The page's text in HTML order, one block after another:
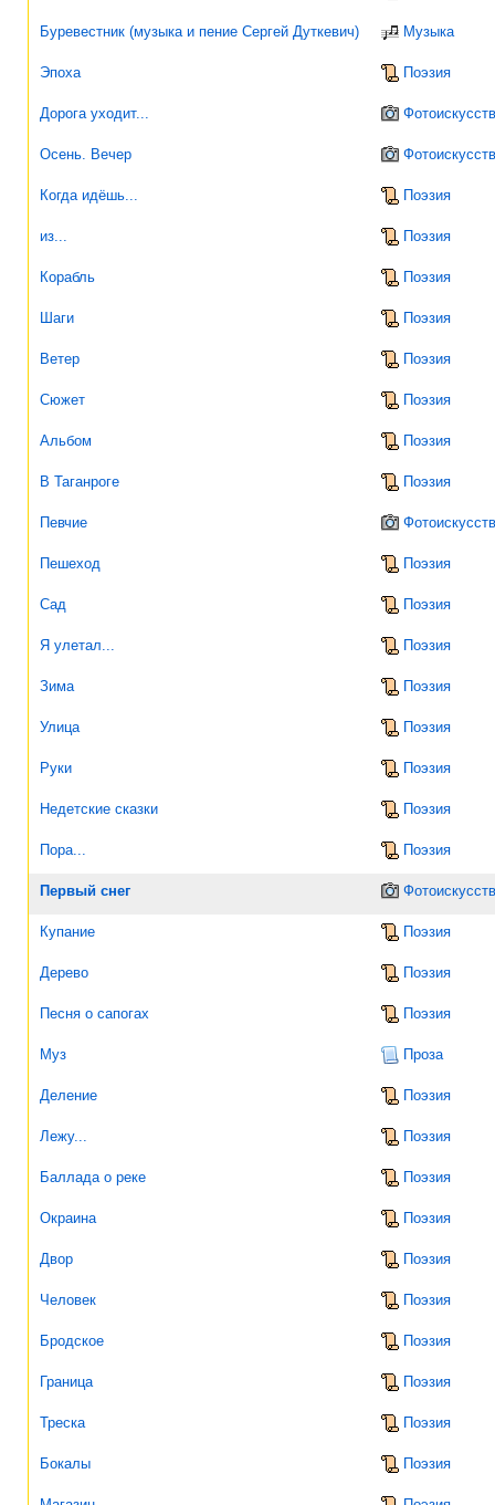
Буревестник (музыка и пение Сергей Дуткевич) Музыка
Эпоха Поэзия
Дорога уходит...
Осень. Вечер
Когда идёшь... Поэзия
из... Поэзия
Корабль Поэзия
Шаги Поэзия
Ветер Поэзия
Сюжет Поэзия
Альбом Поэзия
В Таганроге Поэзия
Певчие
Пешеход Поэзия
Сад Поэзия
Я улетал... Поэзия
Зима Поэзия
Улица Поэзия
Руки Поэзия
Недетские сказки Поэзия
Пора... Поэзия
Первый снег
Купание Поэзия
Дерево Поэзия
Песня о сапогах Поэзия
Муз Проза
Деление Поэзия
Лежу... Поэзия
Баллада о реке Поэзия
Окраина Поэзия
Двор Поэзия
Человек Поэзия
Бродское Поэзия
Граница Поэзия
Треска Поэзия
Бокалы Поэзия